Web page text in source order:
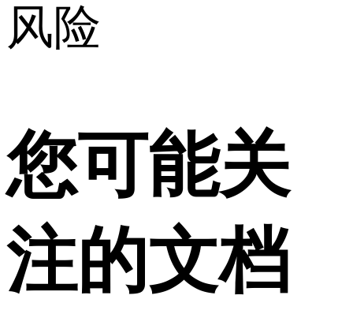
风险
您可能关
注的文档